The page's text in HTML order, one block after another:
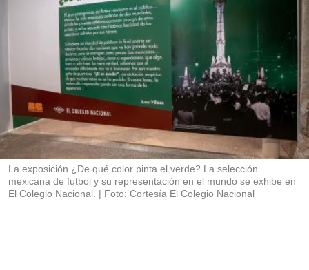
p
a
r
t
La exposición ¿De qué color pinta el verde? La selección
mexicana de futbol y su representación en el mundo se exhibe en
El Colegio Nacional.
Foto: Cortesía El Colegio Nacional